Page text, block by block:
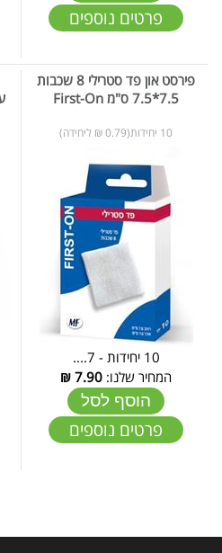
פרטים נוספים
פירסט און פד סטרילי 8 שכבות
7.5*7.5 ס"מ First-On
10 יחידות(0.79 ₪ ליחידה)
10 יחידות - 7....
המחיר שלנו: 7.90
₪
הוסף לסל
פרטים נוספים